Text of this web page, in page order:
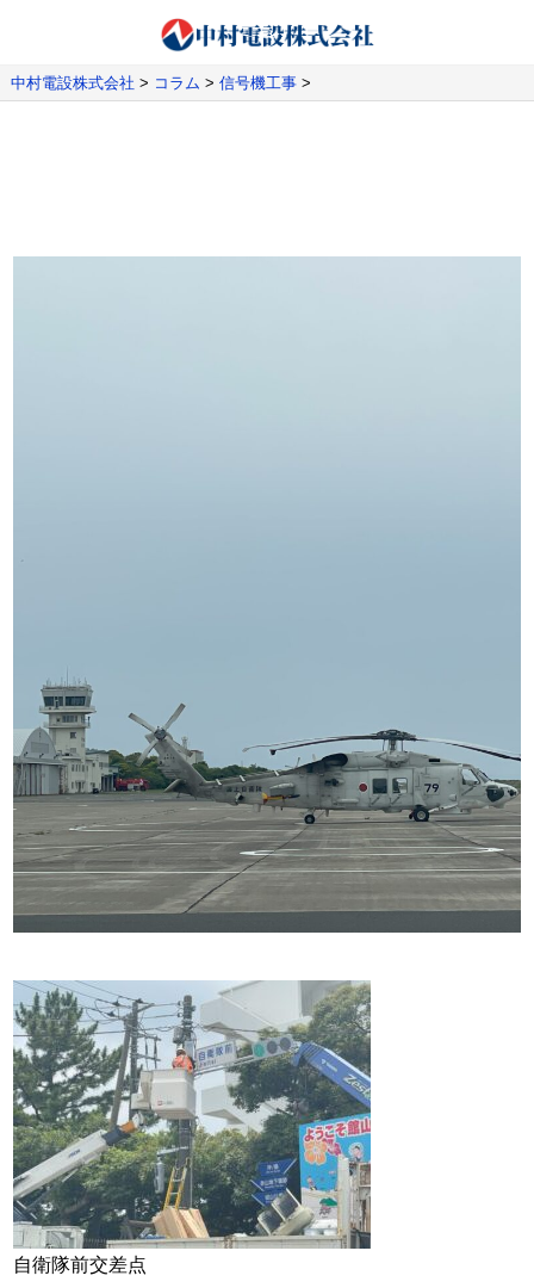
中村電設株式会社 > コラム > 信号機工事>
自衛隊前交差点